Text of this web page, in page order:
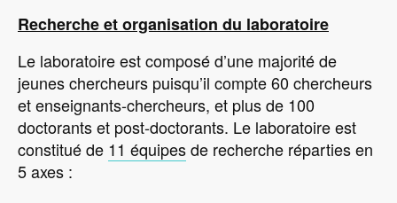
Recherche et organisation du laboratoire
Le laboratoire est composé d’une majorité de
jeunes chercheurs puisqu’il compte 60 chercheurs
et enseignants-chercheurs, et plus de 100
doctorants et post-doctorants. Le laboratoire est
constitué de 11 équipesde recherche réparties en
5 axes :